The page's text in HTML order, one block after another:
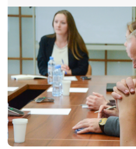
Противодействие коррупции
Социальная политика
Политика в области качества
Совет молодых работников
Из опыта зарубежных коллег
Международное сотрудничество
Устойчивое развитие
Поставщикам